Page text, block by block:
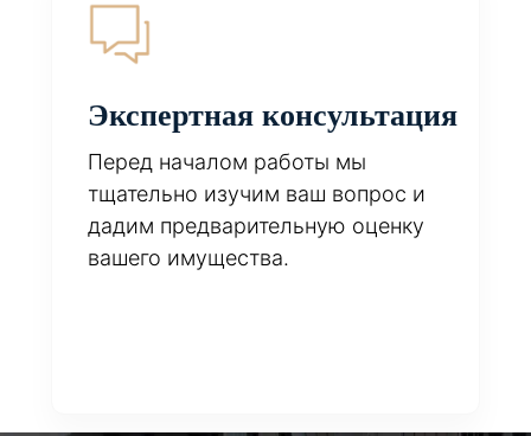
Экспертная консультация
Перед началом работы мы
тщательно изучим ваш вопрос и
дадим предварительную оценку
вашего имущества.